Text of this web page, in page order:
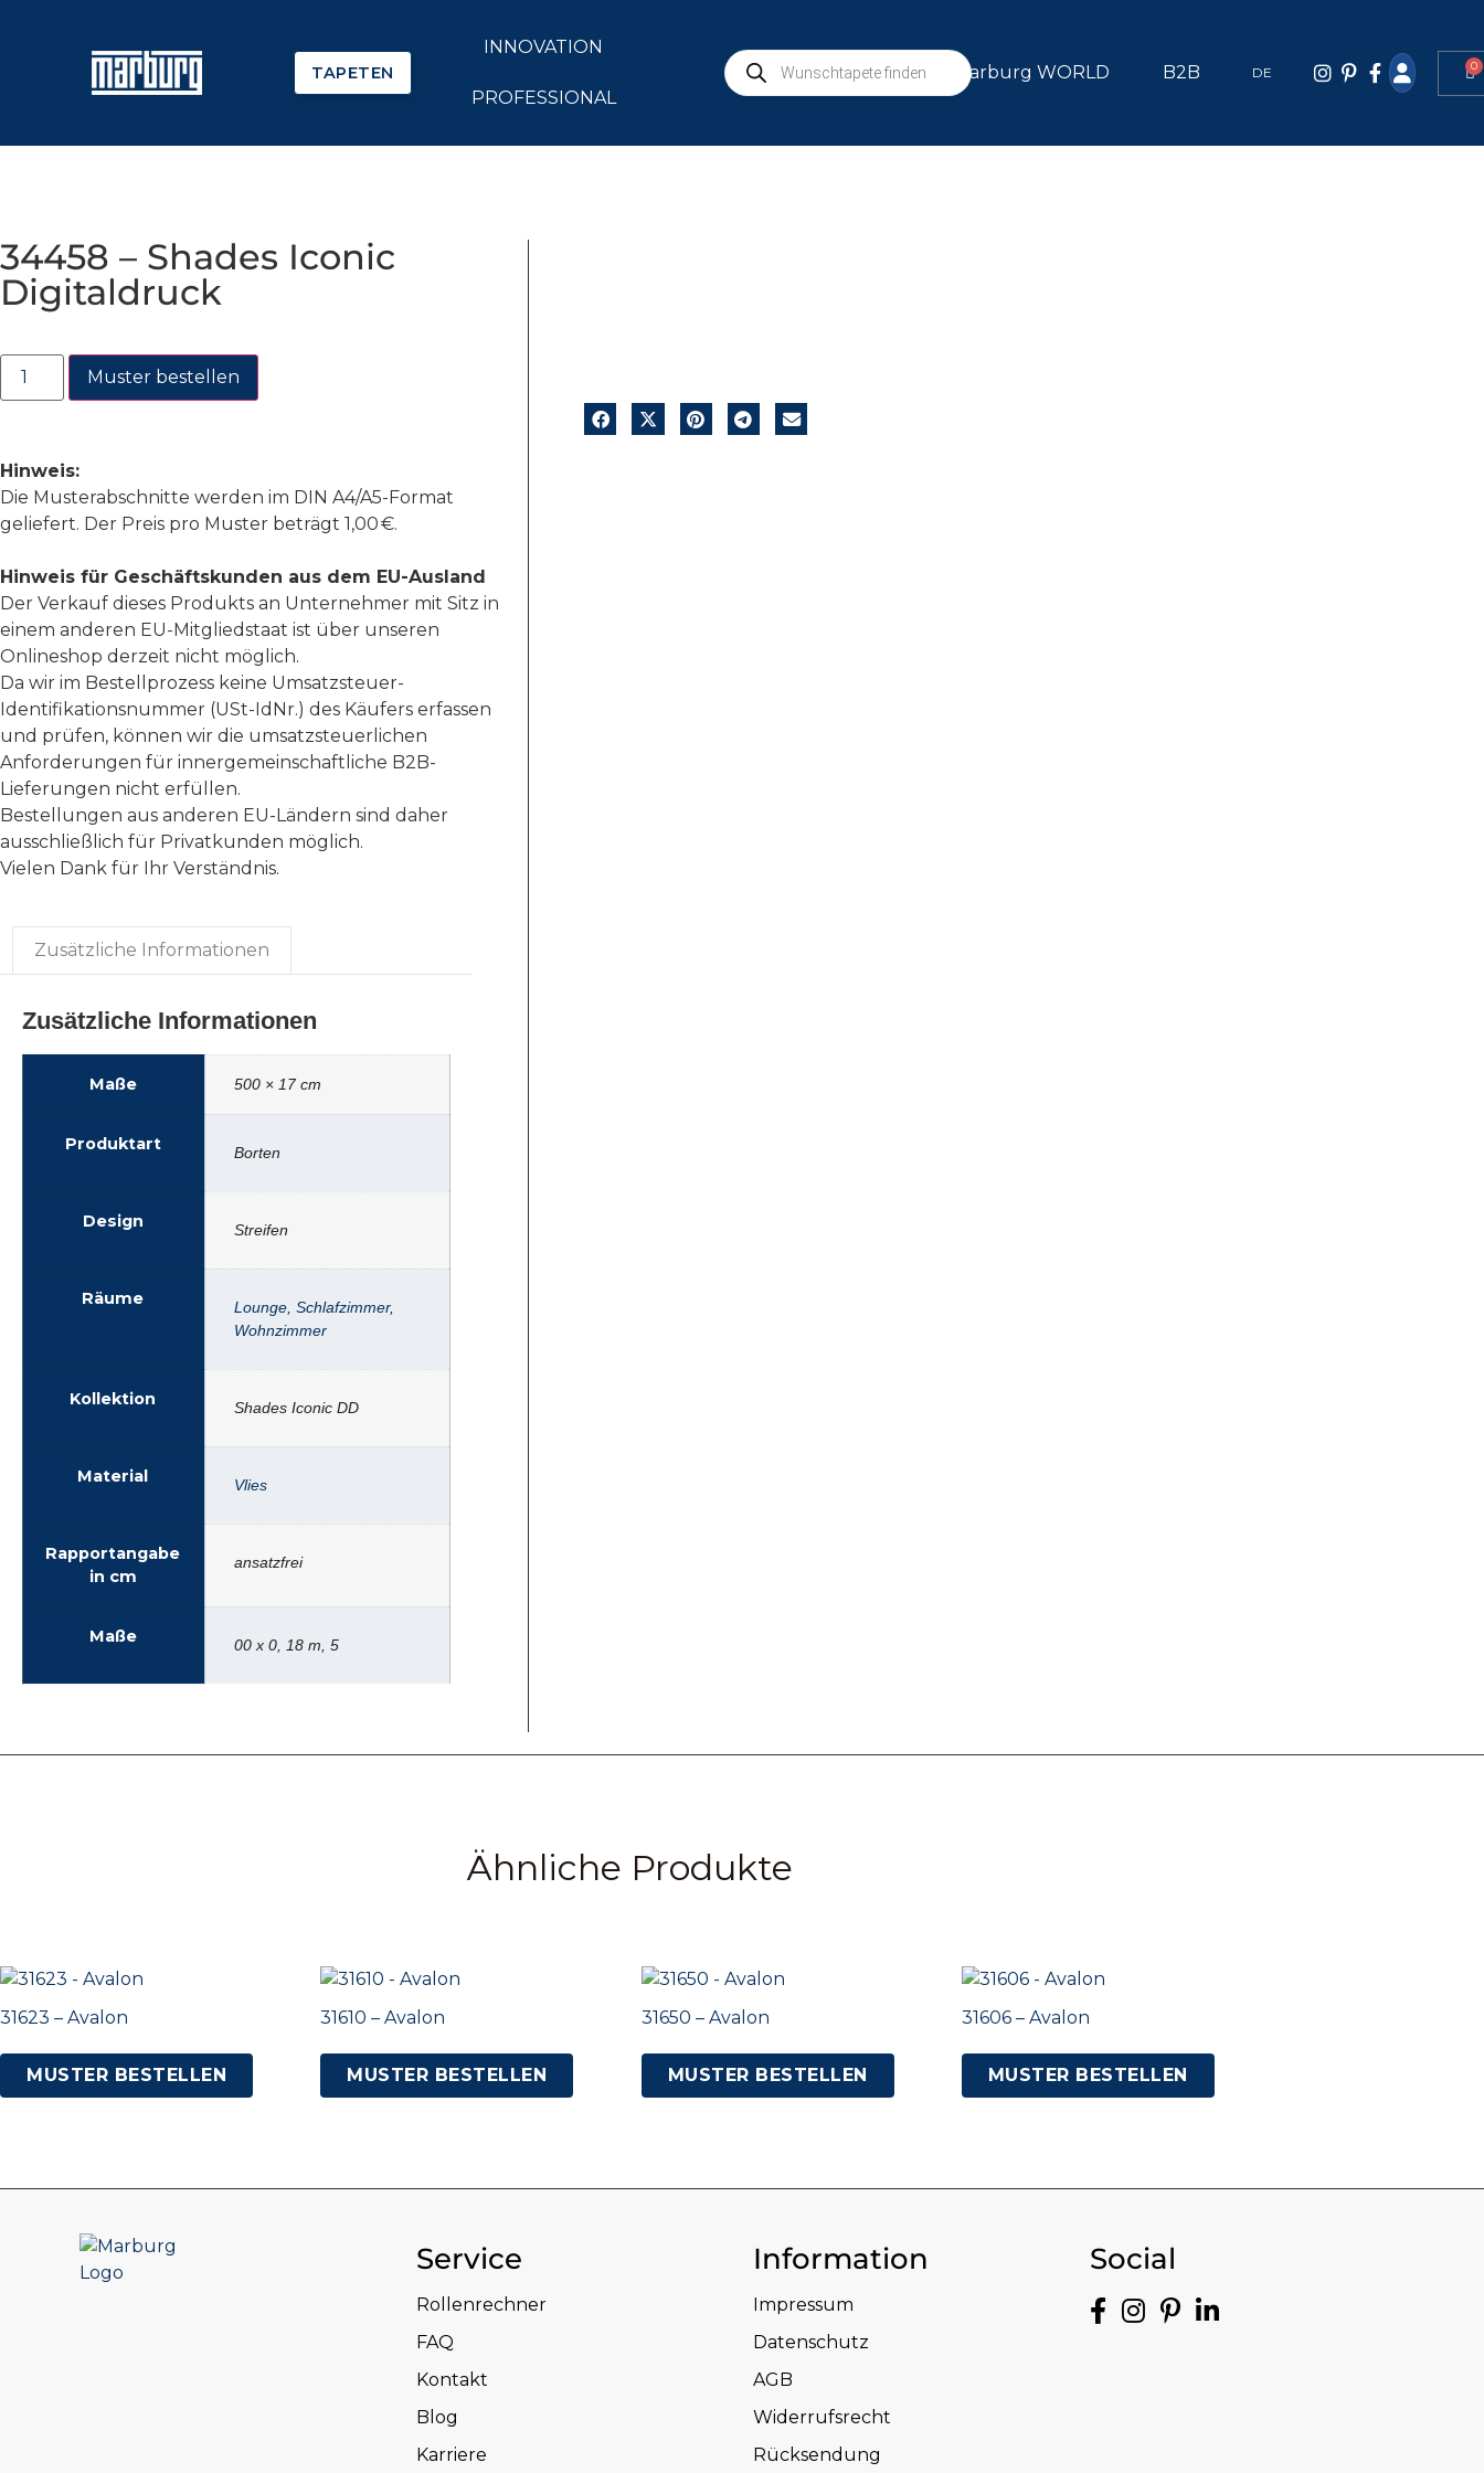
TAPETEN
INNOVATION
PROFESSIONAL
marburg WORLD B2B DE 0
34458 – Shades Iconic
Digitaldruck
Muster bestellen
Hinweis:
Die Musterabschnitte werden im DIN A4/A5-Format
geliefert. Der Preis pro Muster beträgt 1,00 €.
Hinweis für Geschäftskunden aus dem EU-Ausland
Der Verkauf dieses Produkts an Unternehmer mit Sitz in
einem anderen EU-Mitgliedstaat ist über unseren
Onlineshop derzeit nicht möglich.
Da wir im Bestellprozess keine Umsatzsteuer-
Identifikationsnummer (USt-IdNr.) des Käufers erfassen
und prüfen, können wir die umsatzsteuerlichen
Anforderungen für innergemeinschaftliche B2B-
Lieferungen nicht erfüllen.
Bestellungen aus anderen EU-Ländern sind daher
ausschließlich für Privatkunden möglich.
Vielen Dank für Ihr Verständnis.
Zusätzliche Informationen
Zusätzliche Informationen
Maße 500 × 17 cm
Produktart Borten
Design Streifen
Räume Lounge Schlafzimmer,
Wohnzimmer
Kollektion Shades Iconic DD
Material Vlies
Rapportangabe
in cm
ansatzfrei
Maße 00 x 0, 18 m, 5
Ähnliche Produkte
31623 – Avalon
MUSTER BESTELLEN
31610 – Avalon
MUSTER BESTELLEN
31650 – Avalon
MUSTER BESTELLEN
31606 – Avalon
MUSTER BESTELLEN
Service
Rollenrechner
FAQ
Kontakt
Blog
Karriere
Information
Impressum
Datenschutz
AGB
Widerrufsrecht
Rücksendung
Social